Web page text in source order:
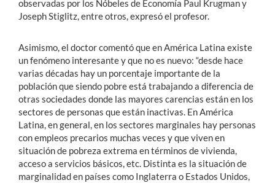
observadas por los Nóbeles de Economía Paul Krugman y
Joseph Stiglitz, entre otros, expresó el profesor.
Asimismo, el doctor comentó que en América Latina existe
un fenómeno interesante y que no es nuevo: “desde hace
varias décadas hay un porcentaje importante de la
población que siendo pobre está trabajando a diferencia de
otras sociedades donde las mayores carencias están en los
sectores de personas que están inactivas. En América
Latina, en general, en los sectores marginales hay personas
con empleos precarios muchas veces y que viven en
situación de pobreza extrema en términos de vivienda,
acceso a servicios básicos, etc. Distinta es la situación de
marginalidad en países como Inglaterra o Estados Unidos,